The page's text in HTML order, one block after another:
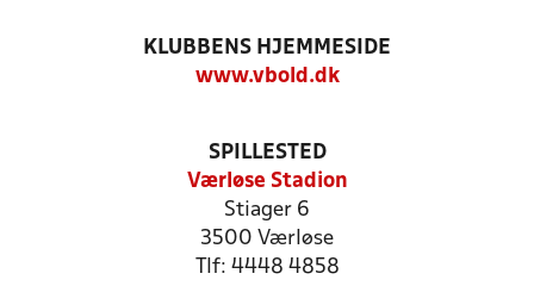
KLUBBENS HJEMMESIDE
www.vbold.dk
SPILLESTED
Værløse Stadion
Stiager 6
3500 Værløse
Tlf: 4448 4858